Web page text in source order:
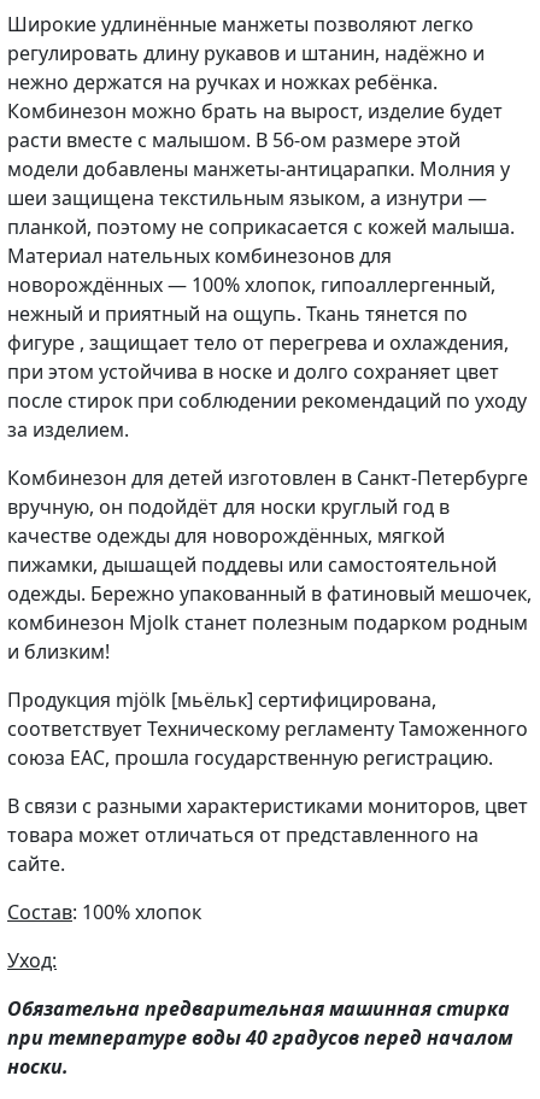
Широкие удлинённые манжеты позволяют легко
регулировать длину рукавов и штанин, надёжно и
нежно держатся на ручках и ножках ребёнка.
Комбинезон можно брать на вырост, изделие будет
расти вместе с малышом. В 56-ом размере этой
модели добавлены манжеты-антицарапки. Молния у
шеи защищена текстильным языком, а изнутри —
планкой, поэтому не соприкасается с кожей малыша.
Материал нательных комбинезонов для
новорождённых — 100% хлопок, гипоаллергенный,
нежный и приятный на ощупь. Ткань тянется по
фигуре , защищает тело от перегрева и охлаждения,
при этом устойчива в носке и долго сохраняет цвет
после стирок при соблюдении рекомендаций по уходу
за изделием.
Комбинезон для детей изготовлен в Санкт-Петербурге
вручную, он подойдёт для носки круглый год в
качестве одежды для новорождённых, мягкой
пижамки, дышащей поддевы или самостоятельной
одежды. Бережно упакованный в фатиновый мешочек,
комбинезон Mjolk станет полезным подарком родным
и близким!
Продукция mjölk [мьёльк] сертифицирована,
соответствует Техническому регламенту Таможенного
союза EAC, прошла государственную регистрацию.
В связи с разными характеристиками мониторов, цвет
товара может отличаться от представленного на
сайте.
Состав: 100% хлопок
Уход:
Обязательна предварительная машинная стирка
при температуре воды 40 градусов перед началом
носки.